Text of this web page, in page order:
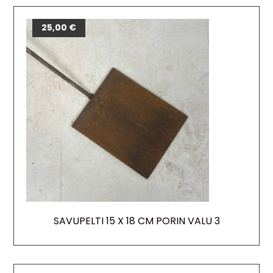
SAVUPELTI 15 X 18 CM PORIN VALU 3
25,00 €